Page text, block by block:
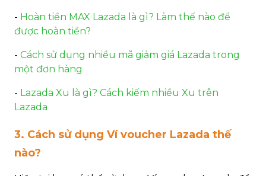
- Hoàn tiền MAX Lazada là gì? Làm thế nào để
được hoàn tiền?
- Cách sử dụng nhiều mã giảm giá Lazada trong
một đơn hàng
- Lazada Xu là gì? Cách kiếm nhiều Xu trên
Lazada
3. Cách sử dụng Ví voucher Lazada thế
nào?